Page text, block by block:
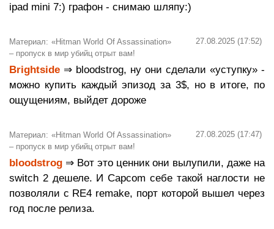
ipad mini 7:) графон - снимаю шляпу:)
27.08.2025 (17:52)
Материал: «Hitman World Of Assassination»
– пропуск в мир убийц отрыт вам!
Brightside ⇒ bloodstrog, ну они сделали «уступку» -
можно купить каждый эпизод за 3$, но в итоге, по
ощущениям, выйдет дороже
27.08.2025 (17:47)
Материал: «Hitman World Of Assassination»
– пропуск в мир убийц отрыт вам!
bloodstrog ⇒ Вот это ценник они вылупили, даже на
switch 2 дешеле. И Capcom себе такой наглости не
позволяли с RE4 remake, порт которой вышел через
год после релиза.